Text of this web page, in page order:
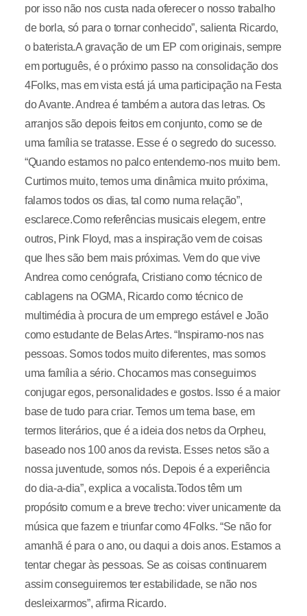
por isso não nos custa nada oferecer o nosso trabalho
de borla, só para o tornar conhecido”, salienta Ricardo,
o baterista.A gravação de um EP com originais, sempre
em português, é o próximo passo na consolidação dos
4Folks, mas em vista está já uma participação na Festa
do Avante. Andrea é também a autora das letras. Os
arranjos são depois feitos em conjunto, como se de
uma família se tratasse. Esse é o segredo do sucesso.
“Quando estamos no palco entendemo-nos muito bem.
Curtimos muito, temos uma dinâmica muito próxima,
falamos todos os dias, tal como numa relação”,
esclarece.Como referências musicais elegem, entre
outros, Pink Floyd, mas a inspiração vem de coisas
que lhes são bem mais próximas. Vem do que vive
Andrea como cenógrafa, Cristiano como técnico de
cablagens na OGMA, Ricardo como técnico de
multimédia à procura de um emprego estável e João
como estudante de Belas Artes. “Inspiramo-nos nas
pessoas. Somos todos muito diferentes, mas somos
uma família a sério. Chocamos mas conseguimos
conjugar egos, personalidades e gostos. Isso é a maior
base de tudo para criar. Temos um tema base, em
termos literários, que é a ideia dos netos da Orpheu,
baseado nos 100 anos da revista. Esses netos são a
nossa juventude, somos nós. Depois é a experiência
do dia-a-dia”, explica a vocalista.Todos têm um
propósito comum e a breve trecho: viver unicamente da
música que fazem e triunfar como 4Folks. “Se não for
amanhã é para o ano, ou daqui a dois anos. Estamos a
tentar chegar às pessoas. Se as coisas continuarem
assim conseguiremos ter estabilidade, se não nos
desleixarmos”, afirma Ricardo.